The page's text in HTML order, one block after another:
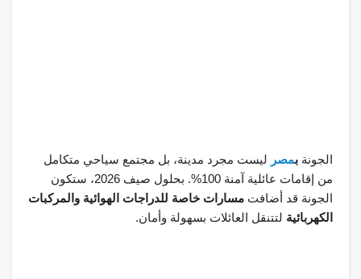
الجونة بمصر ليست مجرد مدينة، بل مجتمع سياحي متكامل
من إقامات عائلية آمنة 100%. بحلول صيف 2026، ستكون
الجونة قد أضافت مسارات خاصة للدراجات الهوائية والمركبات
الكهربائية لتتنقل العائلات بسهولة وأمان.